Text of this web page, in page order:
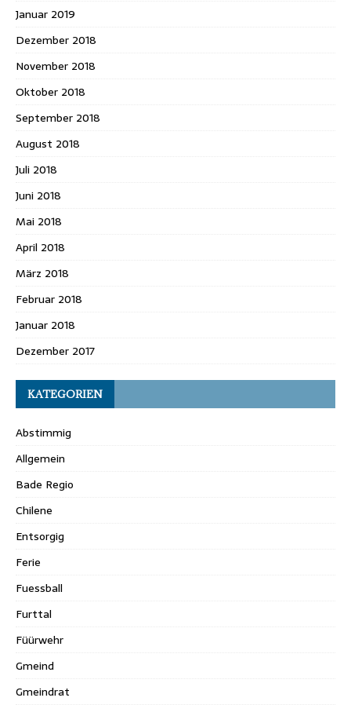
Januar 2019
Dezember 2018
November 2018
Oktober 2018
September 2018
August 2018
Juli 2018
Juni 2018
Mai 2018
April 2018
März 2018
Februar 2018
Januar 2018
Dezember 2017
KATEGORIEN
Abstimmig
Allgemein
Bade Regio
Chilene
Entsorgig
Ferie
Fuessball
Furttal
Füürwehr
Gmeind
Gmeindrat